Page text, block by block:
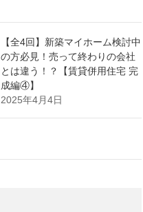
【全4回】新築マイホーム検討中
の方必見！売って終わりの会社
とは違う！？【賃貸併用住宅 完
成編④】
2025年4月4日